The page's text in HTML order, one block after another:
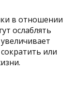
в отношении
ослаблять
или